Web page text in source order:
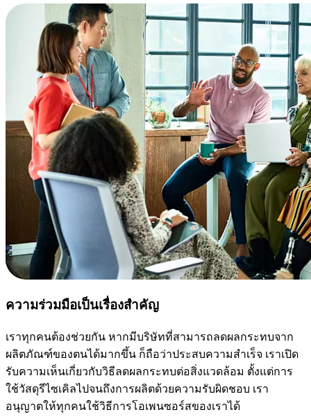
ความร่วมมือเป็นเรื่องสำคัญ
เราทุกคนต้องช่วยกัน หากมีบริษัทที่สามารถลดผลกระทบจาก
ผลิตภัณฑ์ของตนได้มากขึ้น ก็ถือว่าประสบความสำเร็จ เราเปิด
รับความเห็นเกี่ยวกับวิธีลดผลกระทบต่อสิ่งแวดล้อม ตั้งแต่การ
ใช้วัสดุรีไซเคิลไปจนถึงการผลิตด้วยความรับผิดชอบ เรา
อนุญาตให้ทุกคนใช้วิธีการโอเพนซอร์สของเราได้